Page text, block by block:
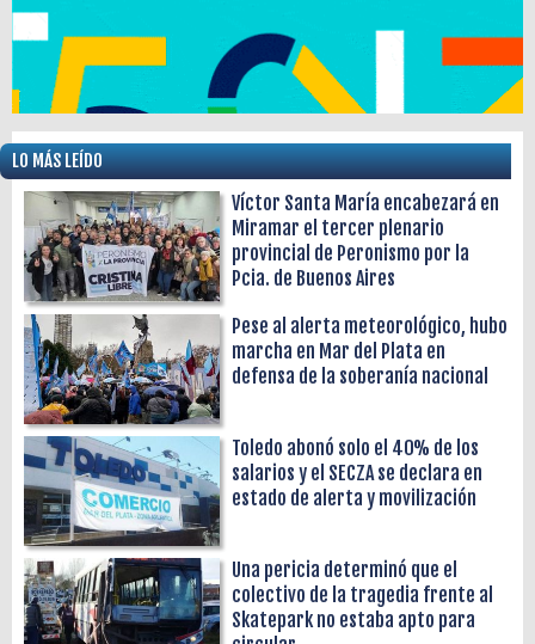
LO MÁS LEÍDO
Víctor Santa María encabezará en
Miramar el tercer plenario
provincial de Peronismo por la
Pcia. de Buenos Aires
Pese al alerta meteorológico, hubo
marcha en Mar del Plata en
defensa de la soberanía nacional
Toledo abonó solo el 40% de los
salarios y el SECZA se declara en
estado de alerta y movilización
Una pericia determinó que el
colectivo de la tragedia frente al
Skatepark no estaba apto para